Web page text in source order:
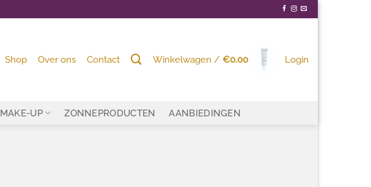
Shop Over ons Contact Winkelwagen / €0.00 Login
MAKE-UP ZONNEPRODUCTEN AANBIEDINGEN